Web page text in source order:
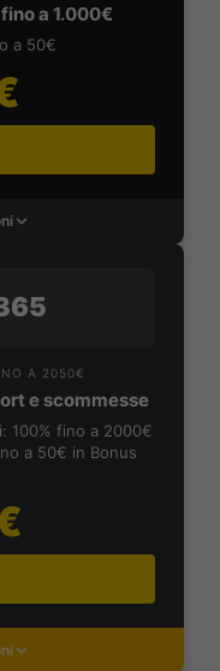
a 1.000€
a 50€
A 2050€
e scommesse
100% fino a 2000€
a 50€ in Bonus